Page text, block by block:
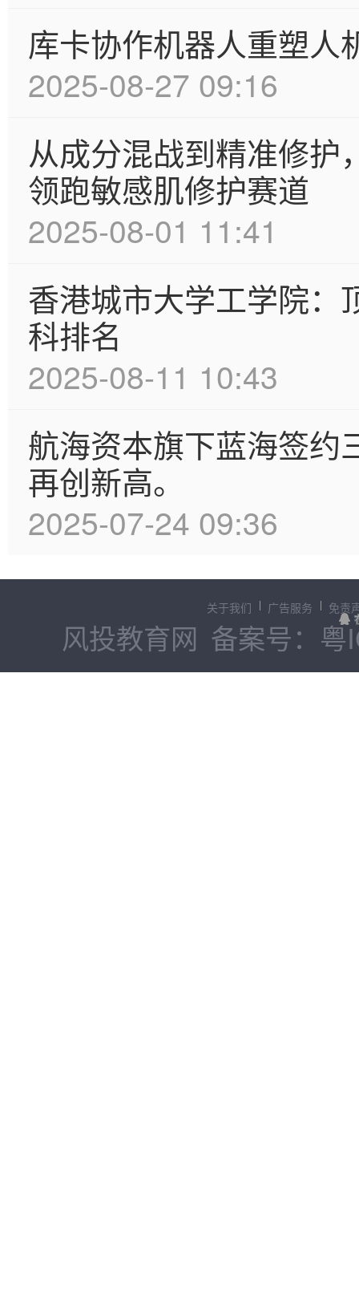
库卡协作机器人重塑人
2025-08-27 09:16
从成分混战到精准修护
领跑敏感肌修护赛道
2025-08-01 11:41
香港城市大学工学院：
科排名
2025-08-11 10:43
航海资本旗下蓝海签约
再创新高。
2025-07-24 09:36
关于我们 广告服务 免责
风投教育网 备案号：粤